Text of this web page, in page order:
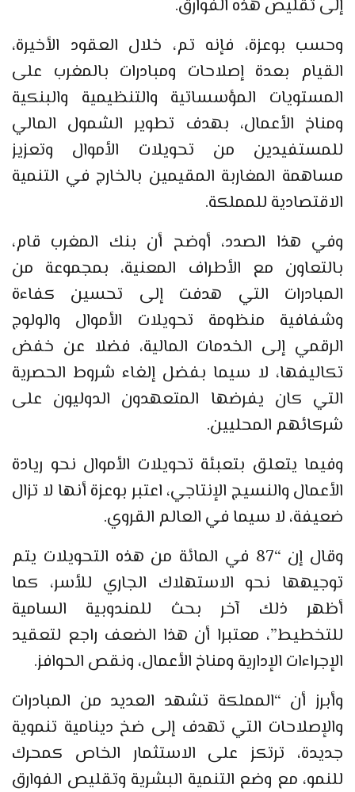
إلى تقليص هذه الفوارق.
وحسب بوعزة، فإنه تم، خلال العقود الأخيرة،
القيام بعدة إصلاحات ومبادرات بالمغرب على
المستويات المؤسساتية والتنظيمية والبنكية
ومناخ الأعمال، بهدف تطوير الشمول المالي
للمستفيدين من تحويلات الأموال وتعزيز
مساهمة المغاربة المقيمين بالخارج في التنمية
الاقتصادية للمملكة.
وفي هذا الصدد، أوضح أن بنك المغرب قام،
بالتعاون مع الأطراف المعنية، بمجموعة من
المبادرات التي هدفت إلى تحسين كفاءة
وشفافية منظومة تحويلات الأموال والولوج
الرقمي إلى الخدمات المالية، فضلا عن خفض
تكاليفها، لا سيما بفضل إلغاء شروط الحصرية
التي كان يفرضها المتعهدون الدوليون على
شركائهم المحليين.
وفيما يتعلق بتعبئة تحويلات الأموال نحو ريادة
الأعمال والنسيج الإنتاجي، اعتبر بوعزة أنها لا تزال
ضعيفة، لا سيما في العالم القروي.
وقال إن “87 في المائة من هذه التحويلات يتم
توجيهها نحو الاستهلاك الجاري للأسر، كما
أظهر ذلك آخر بحث للمندوبية السامية
للتخطيط”، معتبرا أن هذا الضعف راجع لتعقيد
الإجراءات الإدارية ومناخ الأعمال، ونقص الحوافز.
وأبرز أن “المملكة تشهد العديد من المبادرات
والإصلاحات التي تهدف إلى ضخ دينامية تنموية
جديدة، ترتكز على الاستثمار الخاص كمحرك
للنمو، مع وضع التنمية البشرية وتقليص الفوارق